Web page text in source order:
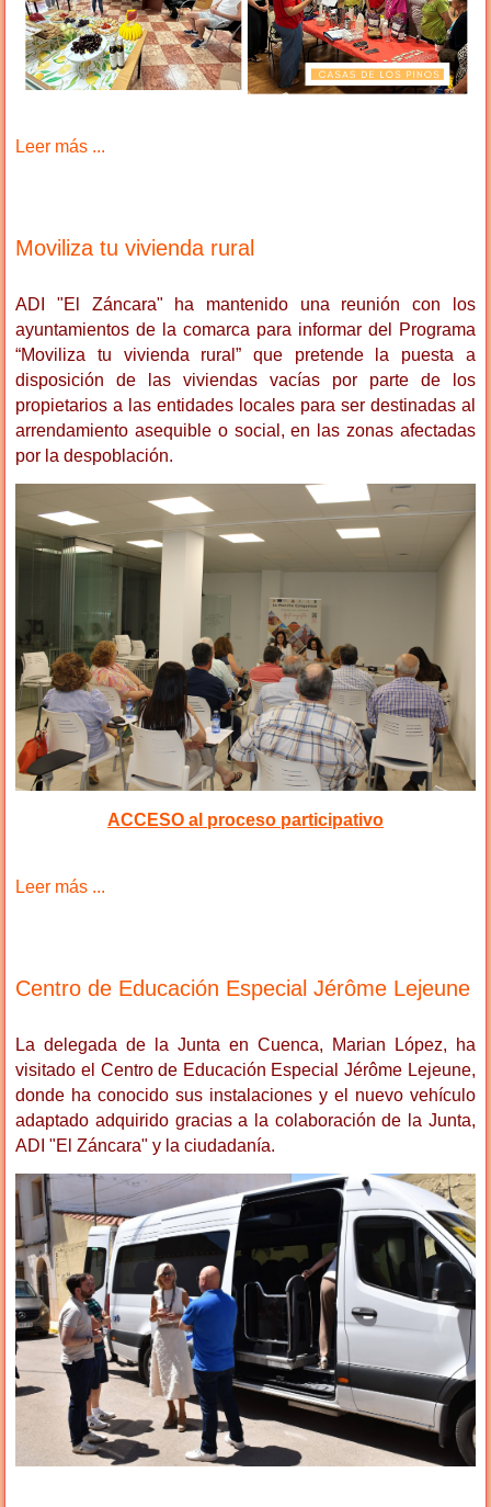
Leer más ...
Moviliza tu vivienda rural
ADI "El Záncara" ha mantenido una reunión con los
ayuntamientos de la comarca para informar del Programa
“Moviliza tu vivienda rural” que pretende la puesta a
disposición de las viviendas vacías por parte de los
propietarios a las entidades locales para ser destinadas al
arrendamiento asequible o social, en las zonas afectadas
por la despoblación.
ACCESO al proceso participativo
Leer más ...
Centro de Educación Especial Jérôme Lejeune
La delegada de la Junta en Cuenca, Marian López, ha
visitado el Centro de Educación Especial Jérôme Lejeune,
donde ha conocido sus instalaciones y el nuevo vehículo
adaptado adquirido gracias a la colaboración de la Junta,
ADI "El Záncara" y la ciudadanía.